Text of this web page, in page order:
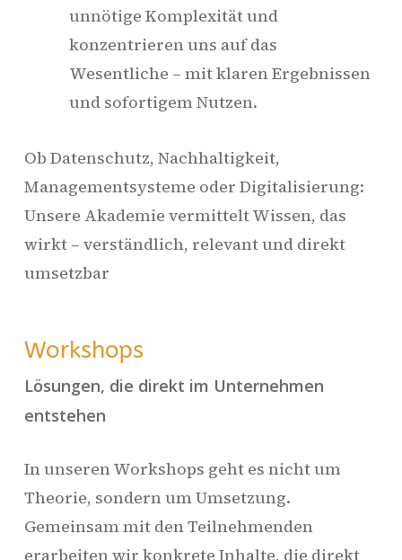
unnötige Komplexität und
konzentrieren uns auf das
Wesentliche – mit klaren Ergebnissen
und sofortigem Nutzen.
Ob Datenschutz, Nachhaltigkeit,
Managementsysteme oder Digitalisierung:
Unsere Akademie vermittelt Wissen, das
wirkt – verständlich, relevant und direkt
umsetzbar
Workshops
Lösungen, die direkt im Unternehmen
entstehen
In unseren Workshops geht es nicht um
Theorie, sondern um Umsetzung.
Gemeinsam mit den Teilnehmenden
erarbeiten wir konkrete Inhalte, die direkt